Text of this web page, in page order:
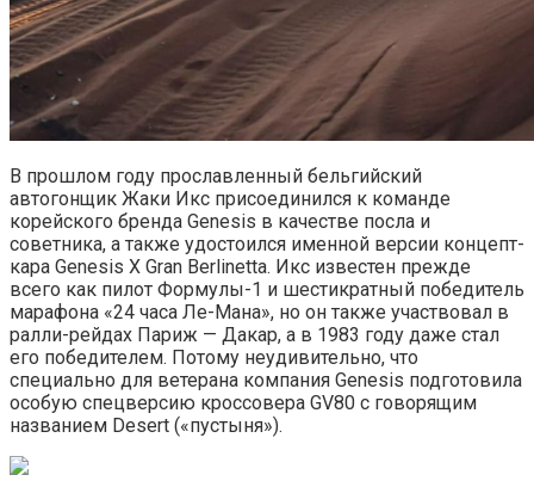
В прошлом году прославленный бельгийский
автогонщик Жаки Икс присоединился к команде
корейского бренда Genesis в качестве посла и
советника, а также удостоился именной версии концепт-
кара Genesis X Gran Berlinetta. Икс известен прежде
всего как пилот Формулы-1 и шестикратный победитель
марафона «24 часа Ле-Мана», но он также участвовал в
ралли-рейдах Париж — Дакар, а в 1983 году даже стал
его победителем. Потому неудивительно, что
специально для ветерана компания Genesis подготовила
особую спецверсию кроссовера GV80 с говорящим
названием Desert («пустыня»).